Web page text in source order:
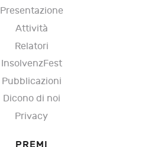
Presentazione
Attività
Relatori
InsolvenzFest
Pubblicazioni
Dicono di noi
Privacy
PREMI